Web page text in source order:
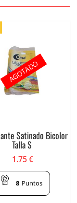
Satinado Bicolor
Talla S
1.75€
8 Puntos
AGOTADO